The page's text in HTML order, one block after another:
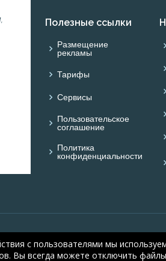
Полезные ссылки
Размещение
рекламы
Тарифы
Сервисы
Пользовательское
соглашение
Политика
конфиденциальности
с пользователями мы
Вы всегда можете отключить